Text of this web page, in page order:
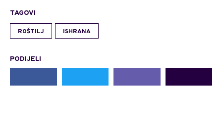
TAGOVI
ROŠTILJ ISHRANA
PODIJELI